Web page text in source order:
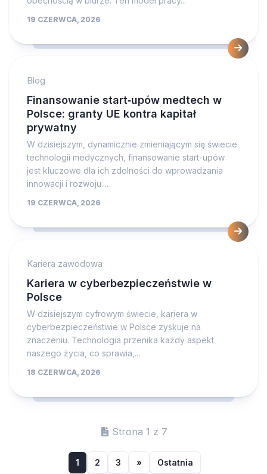
19 CZERWCA, 2026
Blog
Finansowanie start‑upów medtech w
Polsce: granty UE kontra kapitał
prywatny
W dzisiejszym, dynamicznie zmieniającym się świecie
technologii medycznych, finansowanie start-upów
jest kluczowe dla ich zdolności do wprowadzania
innowacji i rozwoju....
19 CZERWCA, 2026
Kariera zawodowa
Kariera w cyberbezpieczeństwie w
Polsce
W dzisiejszym cyfrowym świecie, kariera w
cyberbezpieczeństwie w Polsce zyskuje na
znaczeniu. Technologia przenika każdy aspekt
naszego życia, co sprawia,...
18 CZERWCA, 2026
Strona 1 z 7
1 2 3 » Ostatnia